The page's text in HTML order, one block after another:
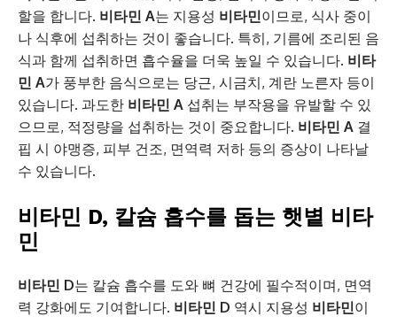
할을 합니다. 비타민 A는 지용성 비타민이므로, 식사 중이
나 식후에 섭취하는 것이 좋습니다. 특히, 기름에 조리된 음
식과 함께 섭취하면 흡수율을 더욱 높일 수 있습니다. 비타
민 A가 풍부한 음식으로는 당근, 시금치, 계란 노른자 등이
있습니다. 과도한 비타민 A 섭취는 부작용을 유발할 수 있
으므로, 적정량을 섭취하는 것이 중요합니다. 비타민 A 결
핍 시 야맹증, 피부 건조, 면역력 저하 등의 증상이 나타날
수 있습니다.
비타민 D, 칼슘 흡수를 돕는 햇볕 비타
민
비타민 D는 칼슘 흡수를 도와 뼈 건강에 필수적이며, 면역
력 강화에도 기여합니다. 비타민 D 역시 지용성 비타민이